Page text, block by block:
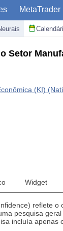
MetaTrader
Setor
(KI)
Widget
reflete
pesquisa
incluía